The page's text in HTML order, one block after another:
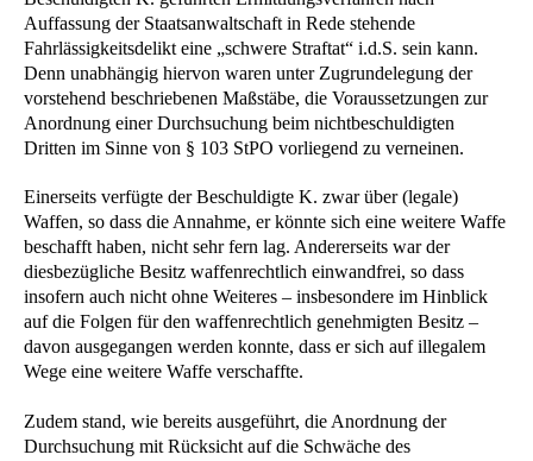
Auffassung der Staatsanwaltschaft in Rede stehende
Fahrlässigkeitsdelikt eine „schwere Straftat“ i.d.S. sein kann.
Denn unabhängig hiervon waren unter Zugrundelegung der
vorstehend beschriebenen Maßstäbe, die Voraussetzungen zur
Anordnung einer Durchsuchung beim nichtbeschuldigten
Dritten im Sinne von § 103 StPO vorliegend zu verneinen.
Einerseits verfügte der Beschuldigte K. zwar über (legale)
Waffen, so dass die Annahme, er könnte sich eine weitere Waffe
beschafft haben, nicht sehr fern lag. Andererseits war der
diesbezügliche Besitz waffenrechtlich einwandfrei, so dass
insofern auch nicht ohne Weiteres – insbesondere im Hinblick
auf die Folgen für den waffenrechtlich genehmigten Besitz –
davon ausgegangen werden konnte, dass er sich auf illegalem
Wege eine weitere Waffe verschaffte.
Zudem stand, wie bereits ausgeführt, die Anordnung der
Durchsuchung mit Rücksicht auf die Schwäche des